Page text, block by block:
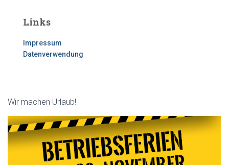
Links
Impressum
Datenverwendung
Wir machen Urlaub!